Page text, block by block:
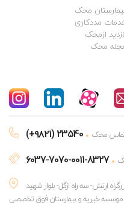
محک
مددکاری
ازمحک
محک
(+۹۸۲۱) 23540 محک
6037-7070-0011-8327
ارتش- سه راه ازگل- بلوار شهید
موسسه خیریه و بیمارستان فوق تخصصی